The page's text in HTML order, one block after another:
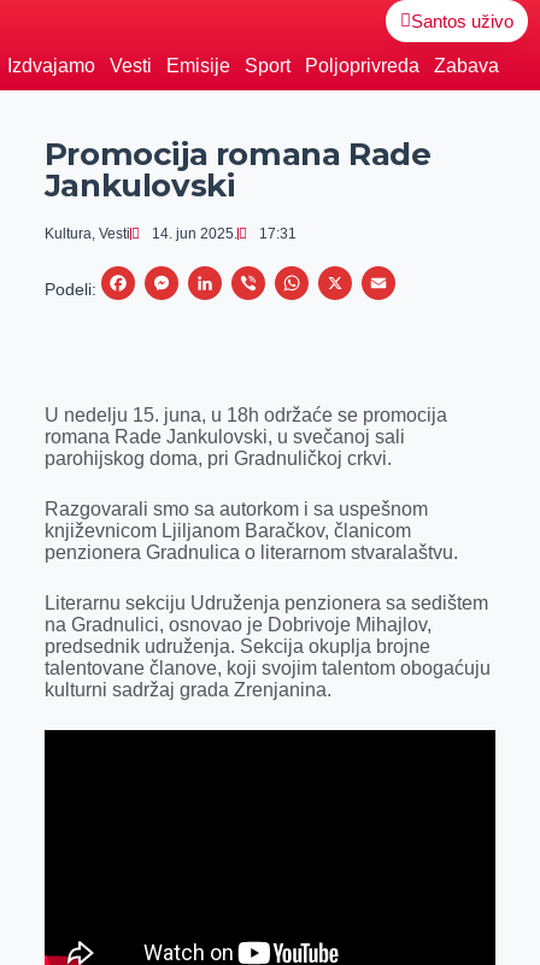
Santos uživo
Izdvajamo Vesti Emisije Sport Poljoprivreda Zabava
Promocija romana Rade
Jankulovski
Kultura, Vesti 14. jun 2025. 17:31
Podeli:
F
b
o
k
M
e
n
e
r
L
e
d
n
V
r
W
s
A
p
X
E
l
U nedelju 15. juna, u 18h održaće se promocija
romana Rade Jankulovski, u svečanoj sali
parohijskog doma, pri Gradnuličkoj crkvi.
Razgovarali smo sa autorkom i sa uspešnom
književnicom Ljiljanom Baračkov, članicom
penzionera Gradnulica o literarnom stvaralaštvu.
Literarnu sekciju Udruženja penzionera sa sedištem
na Gradnulici, osnovao je Dobrivoje Mihajlov,
predsednik udruženja. Sekcija okuplja brojne
talentovane članove, koji svojim talentom obogaćuju
kulturni sadržaj grada Zrenjanina.